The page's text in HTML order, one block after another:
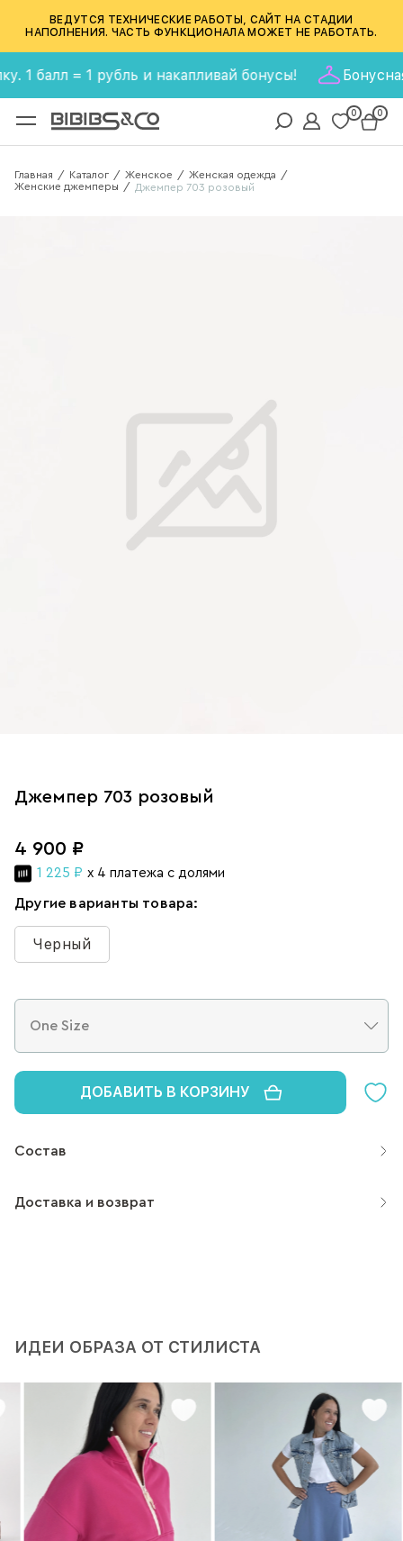
ВЕДУТСЯ ТЕХНИЧЕСКИЕ РАБОТЫ, САЙТ НА СТАДИИ
НАПОЛНЕНИЯ. ЧАСТЬ ФУНКЦИОНАЛА МОЖЕТ НЕ РАБОТАТЬ.
= 1 рубль и накапливай бонусы! Бонусная
0 0
Главная / Каталог / Женское / Женская одежда /
Женские джемперы / Джемпер 703 розовый
Джемпер 703 розовый
4 900 ₽
1 225 ₽ x 4 платежа с долями
Другие варианты товара:
Черный
ДОБАВИТЬ В КОРЗИНУ
Состав
Доставка и возврат
ИДЕИ ОБРАЗА ОТ СТИЛИСТА